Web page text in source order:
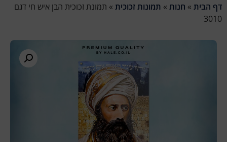
דף הבית » חנות » תמונות זכוכית » תמונת זכוכית הבן איש חי דגם
3010